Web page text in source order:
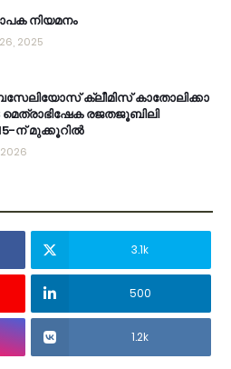
നിയമനം
2025
ക്ലീമിസ് കാതോലിക്കാ
രജതജൂബിലി
ന് മുക്കൂറില്‍
3.1k
500
1.2k